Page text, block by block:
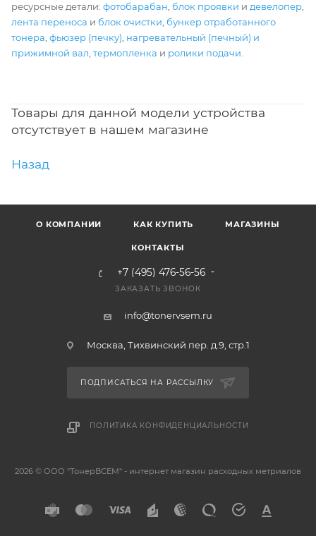
ресурсные детали: фотобарабан блок проявки и девелопер
лента переноса и блок очистки бункер отработанного
тонера фьюзер (печку) нагревательный (печный) и
прижимной вал термопленка и ролики подачи
Товары для данной модели устройства
отсутствует в нашем магазине
Назад
О КОМПАНИИ КАК КУПИТЬ МАГАЗИНЫ
КОНТАКТЫ
+7 (495) 476-56-56
ЗАКАЗАТЬ ЗВОНОК
info@tonervsem.ru
Москва, Тихвинский пер. д.9, стр.1
ПОДПИСАТЬСЯ НА РАССЫЛКУ
ПОЛИТИКА КОНФИДЕНЦИАЛЬНОСТИ
2026 © ООО "ТонерВСЕМ" - интернет магазин расходных метриалов